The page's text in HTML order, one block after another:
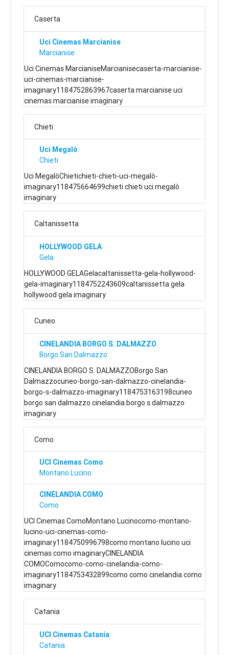
Caserta
Uci Cinemas Marcianise
Marcianise
Uci Cinemas MarcianiseMarcianisecaserta-marcianise-
uci-cinemas-marcianise-
imaginary1184752863967caserta marcianise uci
cinemas marcianise imaginary
Chieti
Uci Megalò
Chieti
Uci MegalòChietichieti-chieti-uci-megalò-
imaginary118475664699chieti chieti uci megalò
imaginary
Caltanissetta
HOLLYWOOD GELA
Gela
HOLLYWOOD GELAGelacaltanissetta-gela-hollywood-
gela-imaginary1184752243609caltanissetta gela
hollywood gela imaginary
Cuneo
CINELANDIA BORGO S. DALMAZZO
Borgo San Dalmazzo
CINELANDIA BORGO S. DALMAZZOBorgo San
Dalmazzocuneo-borgo-san-dalmazzo-cinelandia-
borgo-s-dalmazzo-imaginary1184753163198cuneo
borgo san dalmazzo cinelandia borgo s dalmazzo
imaginary
Como
UCI Cinemas Como
Montano Lucino
CINELANDIA COMO
Como
UCI Cinemas ComoMontano Lucinocomo-montano-
lucino-uci-cinemas-como-
imaginary1184750996798como montano lucino uci
cinemas como imaginaryCINELANDIA
COMOComocomo-como-cinelandia-como-
imaginary1184753432899como como cinelandia como
imaginary
Catania
UCI Cinemas Catania
Catania